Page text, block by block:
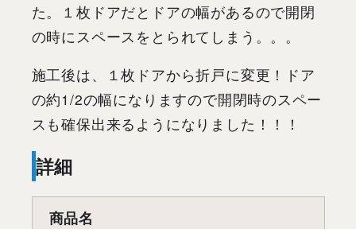
た。１枚ドアだとドアの幅があるので開閉
の時にスペースをとられてしまう。。。
施工後は、１枚ドアから折戸に変更！ドア
の約1/2の幅になりますので開閉時のスペー
スも確保出来るようになりました！！！
詳細
商品名